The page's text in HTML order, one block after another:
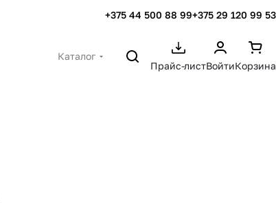
+375 44 500 88 99+375 29 120 99 53
Каталог
Прайс-листВойтиКорзина